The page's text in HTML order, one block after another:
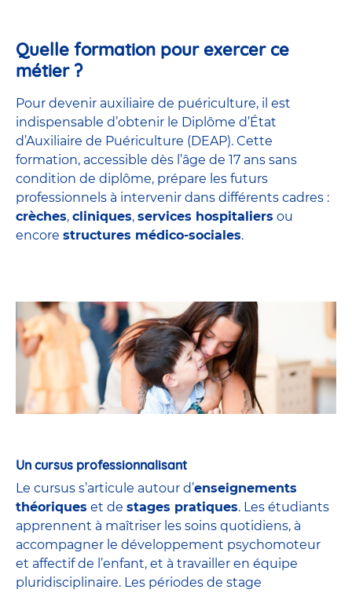
Quelle formation pour exercer ce
métier ?
Pour devenir auxiliaire de puériculture, il est
indispensable d’obtenir le Diplôme d’État
d’Auxiliaire de Puériculture (DEAP). Cette
formation, accessible dès l’âge de 17 ans sans
condition de diplôme, prépare les futurs
professionnels à intervenir dans différents cadres :
crèches, cliniques, services hospitaliers ou
encore structures médico-sociales.
Un cursus professionnalisant
Le cursus s’articule autour d’enseignements
théoriques et de stages pratiques. Les étudiants
apprennent à maîtriser les soins quotidiens, à
accompagner le développement psychomoteur
et affectif de l’enfant, et à travailler en équipe
pluridisciplinaire. Les périodes de stage